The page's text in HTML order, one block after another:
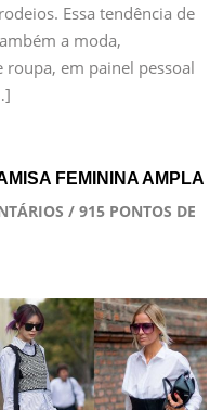
Essa tendência de
a moda,
em painel pessoal
FEMININA AMPLA
/ 915 PONTOS DE